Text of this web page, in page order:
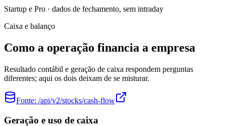
Startup e Pro · dados de fechamento, sem intraday
Caixa e balanço
Como a operação financia a empresa
Resultado contábil e geração de caixa respondem perguntas
diferentes; aqui os dois deixam de se misturar.
Fonte: /api/v2/stocks/cash-flow
Geração e uso de caixa